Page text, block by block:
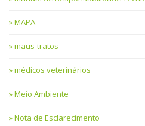
MAPA
maus-tratos
médicos veterinários
Meio Ambiente
Nota de Esclarecimento